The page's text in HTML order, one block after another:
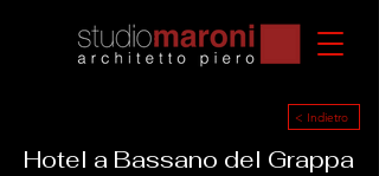
< Indietro
Hotel a Bassano del Grappa